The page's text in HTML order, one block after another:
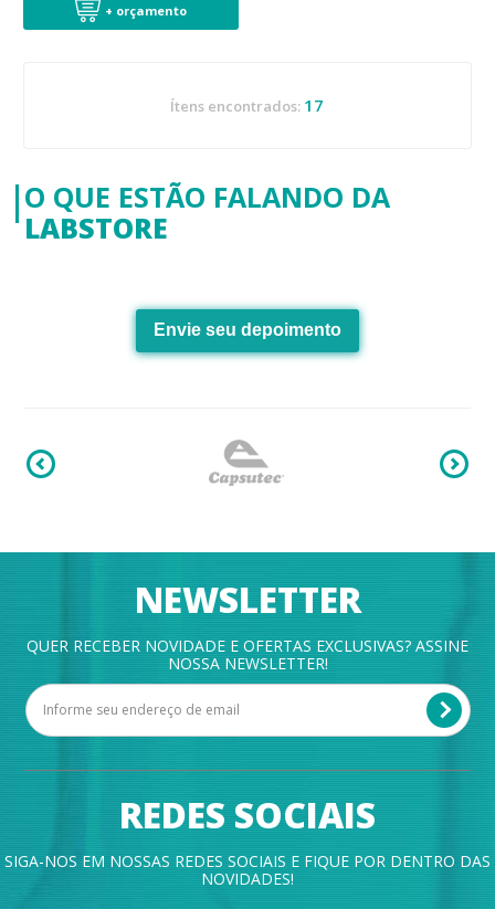
+ orçamento
Ítens encontrados: 17
O QUE ESTÃO FALANDO DA
LABSTORE
Envie seu depoimento
NEWSLETTER
QUER RECEBER NOVIDADE E OFERTAS EXCLUSIVAS? ASSINE
NOSSA NEWSLETTER!
REDES SOCIAIS
SIGA-NOS EM NOSSAS REDES SOCIAIS E FIQUE POR DENTRO DAS
NOVIDADES!